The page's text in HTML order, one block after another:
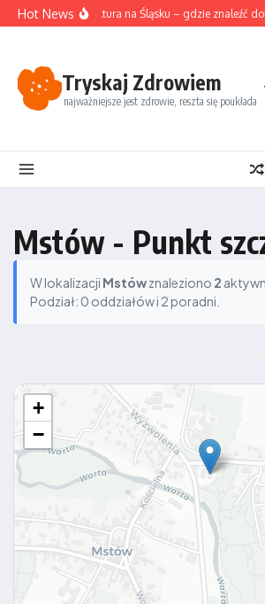
Przejdź do treści
Hot NewsAkupunktura na Śląsku – gdzie znaleźć
Tryskaj Zdrowiem
najważniejsze jest zdrowie, reszta się poukłada
Mstów - Punkt
W lokalizacji Mstówznaleziono 2
Podział: 0 oddziałów i 2 poradni.
+
−